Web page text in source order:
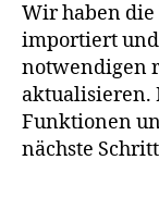
Wir haben die
importiert
notwendigen
aktualisieren.
Funktionen
nächste